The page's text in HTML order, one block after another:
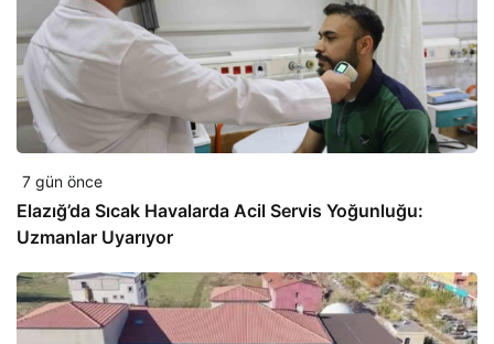
7 gün önce
Elazığ’da Sıcak Havalarda Acil Servis Yoğunluğu:
Uzmanlar Uyarıyor